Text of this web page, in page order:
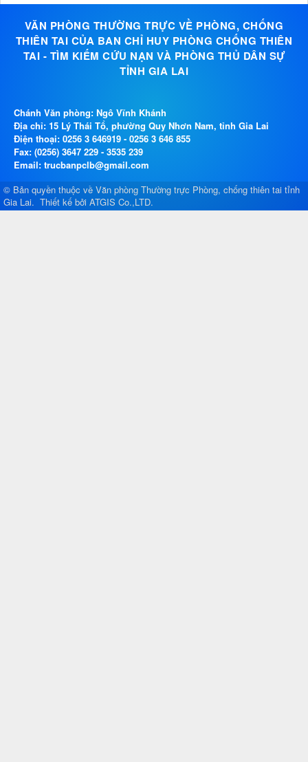
VĂN PHÒNG THƯỜNG TRỰC VỀ PHÒNG, CHỐNG
THIÊN TAI CỦA BAN CHỈ HUY PHÒNG CHỐNG THIÊN
TAI - TÌM KIẾM CỨU NẠN VÀ PHÒNG THỦ DÂN SỰ
TỈNH GIA LAI
Chánh Văn phòng: Ngô Vĩnh Khánh
Địa chỉ: 15 Lý Thái Tổ, phường Quy Nhơn Nam, tỉnh Gia Lai
Điện thoại: 0256 3 646919 - 0256 3 646 855
Fax: (0256) 3647 229 - 3535 239
Email: trucbanpclb@gmail.com
© Bản quyền thuộc về Văn phòng Thường trực Phòng, chống thiên tai tỉnh
Gia Lai. Thiết kế bởi ATGIS Co.,LTD.